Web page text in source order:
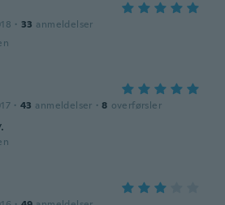
· 33 anmeldelser
· 43 anmeldelser · 8 overførsler